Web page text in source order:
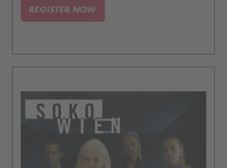
REGISTER NOW